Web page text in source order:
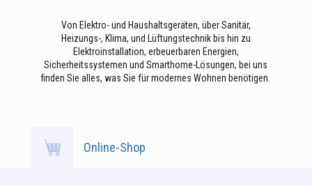
Von Elektro- und Haushaltsgeräten, über Sanitär,
Heizungs-, Klima, und Lüftungstechnik bis hin zu
Elektroinstallation, erbeuerbaren Energien,
Sicherheitssystemen und Smarthome-Lösungen, bei uns
finden Sie alles, was Sie für modernes Wohnen benötigen.
Online-Shop